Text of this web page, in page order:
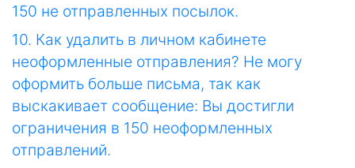
150 не отправленных посылок.
10. Как удалить в личном кабинете
неоформленные отправления? Не могу
оформить больше письма, так как
выскакивает сообщение: Вы достигли
ограничения в 150 неоформленных
отправлений.